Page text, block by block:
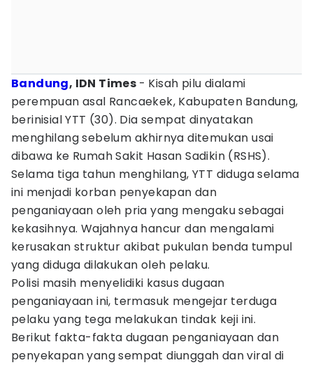
Bandung, IDN Times - Kisah pilu dialami
perempuan asal Rancaekek, Kabupaten Bandung,
berinisial YTT (30). Dia sempat dinyatakan
menghilang sebelum akhirnya ditemukan usai
dibawa ke Rumah Sakit Hasan Sadikin (RSHS).
Selama tiga tahun menghilang, YTT diduga selama
ini menjadi korban penyekapan dan
penganiayaan oleh pria yang mengaku sebagai
kekasihnya. Wajahnya hancur dan mengalami
kerusakan struktur akibat pukulan benda tumpul
yang diduga dilakukan oleh pelaku.
Polisi masih menyelidiki kasus dugaan
penganiayaan ini, termasuk mengejar terduga
pelaku yang tega melakukan tindak keji ini.
Berikut fakta-fakta dugaan penganiayaan dan
penyekapan yang sempat diunggah dan viral di